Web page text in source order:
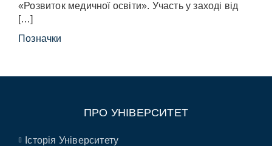
«Розвиток медичної освіти». Участь у заході від
[…]
Позначки
ПРО УНІВЕРСИТЕТ
Історія Університету